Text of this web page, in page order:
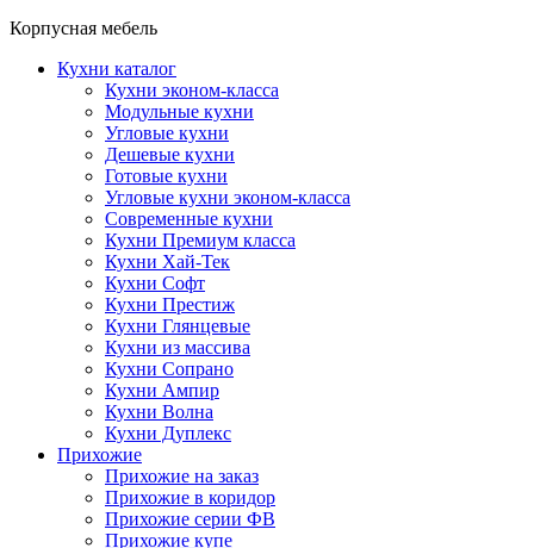
Корпусная мебель
Кухни каталог
Кухни эконом-класса
Модульные кухни
Угловые кухни
Дешевые кухни
Готовые кухни
Угловые кухни эконом-класса
Современные кухни
Кухни Премиум класса
Кухни Хай-Тек
Кухни Софт
Кухни Престиж
Кухни Глянцевые
Кухни из массива
Кухни Сопрано
Кухни Ампир
Кухни Волна
Кухни Дуплекс
Прихожие
Прихожие на заказ
Прихожие в коридор
Прихожие серии ФВ
Прихожие купе